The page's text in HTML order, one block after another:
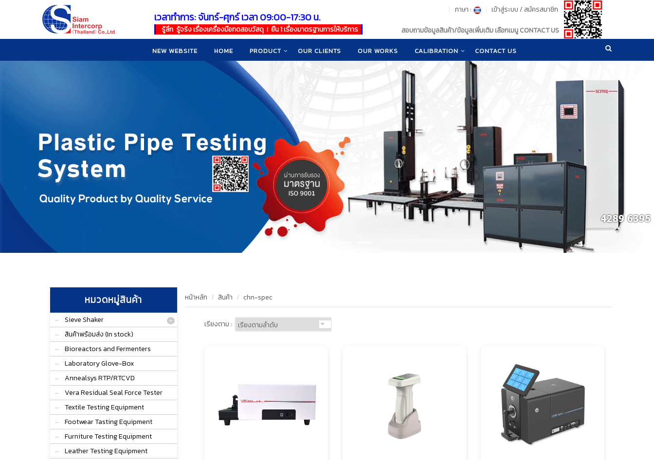
เวลาทำการ: จันทร์-ศุกร์ เวลา 09:00-17:30 น.
รู้ลึก รู้จริง เรื่องเครื่องมือทดสอบวัสดุ ! ยืน 1 เรื่องมาตรฐานการให้บริการ
เข้าสู่ระบบ / สมัครสมาชิก
ภาษา :
สอบถามข้อมูลสินค้า/ข้อมูลเพิ่มเติม เลือกเมนู CONTACT US
NEW WEBSITE HOME PRODUCT OUR CLIENTS OUR WORKS CALIBRATION CONTACT US
หมวดหมู่สินค้า
Sieve Shaker
สินค้าพร้อมส่ง (In stock)
Bioreactors and Fermenters
Laboratory Glove-Box
Annealsys RTP/RTCVD
Vera Residual Seal Force Tester
Textile Testing Equipment
Footwear Tasting Equipment
Furniture Testing Equipment
Leather Testing Equipment
หน้าหลัก สินค้า chn-spec
เรียงตาม :